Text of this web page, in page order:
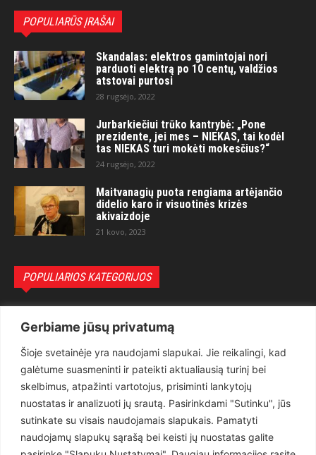
Gerbiame jūsų privatumą
Šioje svetainėje yra naudojami slapukai. Jie reikalingi, kad
galėtume suasmeninti ir pateikti aktualiausią turinį bei
skelbimus, atpažinti vartotojus, prisiminti lankytojų
nuostatas ir analizuoti jų srautą. Pasirinkdami "Sutinku", jūs
sutinkate su visais naudojamais slapukais. Pamatyti
naudojamų slapukų sąrašą bei keisti jų nuostatas galite
POPULIARŪS ĮRAŠAI
Skandalas: elektros gamintojai nori
parduoti elektrą po 10 centų, valdžios
atstovai purtosi
28 rugsėjo, 2022
Jurbarkiečiui trūko kantrybė: „Pone
prezidente, jei mes – NIEKAS, tai kodėl
tas NIEKAS turi mokėti mokesčius?“
24 rugsėjo, 2022
Maitvanagių puota rengiama artėjančio
didelio karo ir visuotinės krizės
akivaizdoje
21 kovo, 2023
POPULIARIOS KATEGORIJOS
Teisėsauga
1497
Aktualu
Lietuva
619
Pasaulis
Статьи на русском